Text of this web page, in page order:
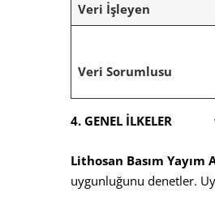
Veri İşleyen
Veri Sorumlusu
4. GENEL İLKELER
Lithosan Basım
uygunluğunu denetler.